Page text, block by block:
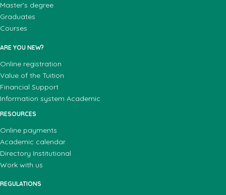
Master's degree
Graduates
Courses
ARE YOU NEW?
Online registration
Value of the Tuition
Financial Support
Information system Academic
RESOURCES
Online payments
Academic calendar
Directory Institutional
Work with us
REGULATIONS